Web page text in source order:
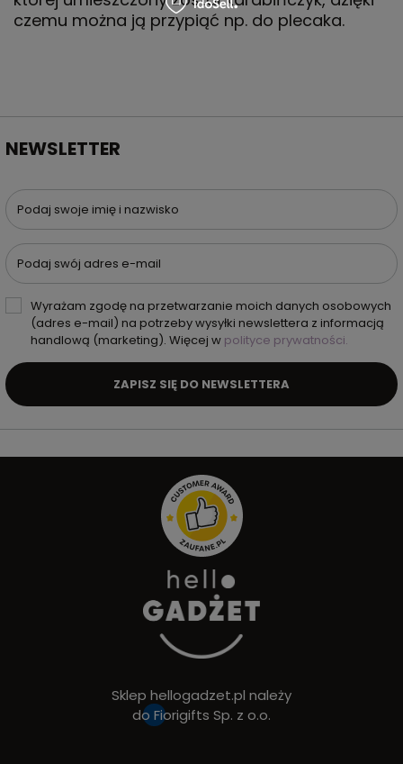
czemu można ją przypiąć np. do plecaka.
NEWSLETTER
Podaj swoje imię i nazwisko
Podaj swój adres e-mail
Wyrażam zgodę na przetwarzanie moich danych osobowych
(adres e-mail) na potrzeby wysyłki newslettera z informacją
handlową (marketing). Więcej w polityce prywatności.
ZAPISZ SIĘ DO NEWSLETTERA
Sklep hellogadzet.pl należy
do Fiorigifts Sp. z o.o.